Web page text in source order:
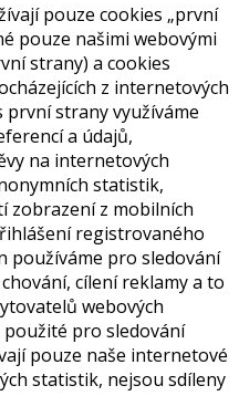
pouze cookies „první
pouze našimi webovými
strany) a cookies
z internetových
strany využíváme
a údajů,
na internetových
statistik,
zobrazení z mobilních
registrovaného
používáme pro sledování
cílení reklamy a to
webových
pro sledování
pouze naše internetové
statistik, nejsou sdíleny